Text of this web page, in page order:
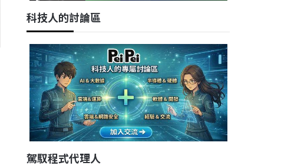
科技人的討論區
駕馭程式代理人